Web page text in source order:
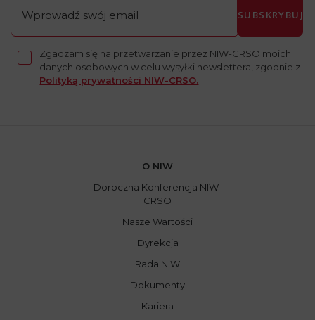
SUBSKRYBUJ
Zgadzam się na przetwarzanie przez NIW-CRSO moich
danych osobowych w celu wysyłki newslettera, zgodnie z
Polityką prywatności NIW-CRSO.
O NIW
Doroczna Konferencja NIW-
CRSO
Nasze Wartości
Dyrekcja
Rada NIW
Dokumenty
Kariera